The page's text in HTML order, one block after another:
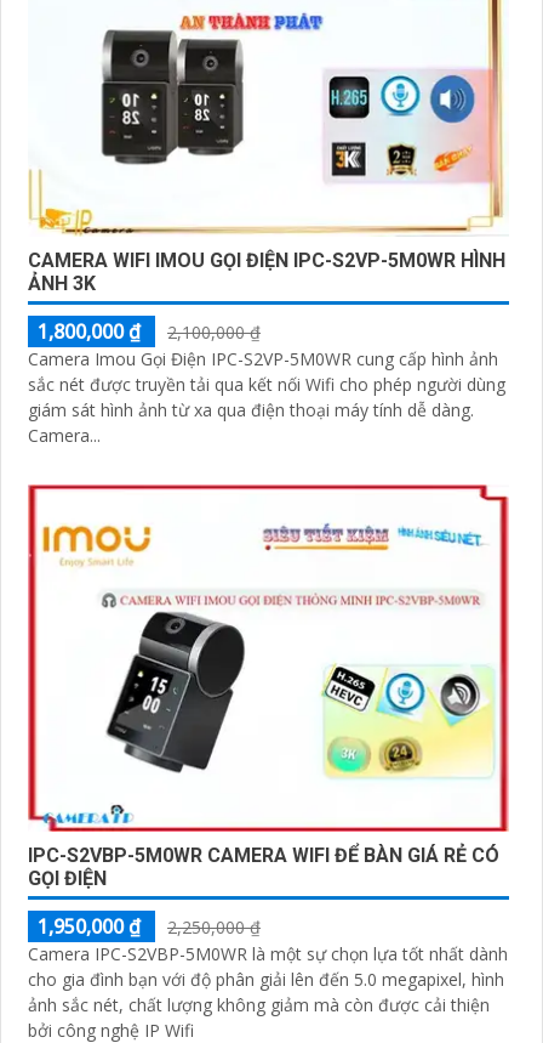
CAMERA WIFI IMOU GỌI ĐIỆN IPC-S2VP-5M0WR HÌNH
ẢNH 3K
1,800,000 ₫
2,100,000 ₫
Camera Imou Gọi Điện IPC-S2VP-5M0WR cung cấp hình ảnh
sắc nét được truyền tải qua kết nối Wifi cho phép người dùng
giám sát hình ảnh từ xa qua điện thoại máy tính dễ dàng.
Camera...
IPC-S2VBP-5M0WR CAMERA WIFI ĐỂ BÀN GIÁ RẺ CÓ
GỌI ĐIỆN
1,950,000 ₫
2,250,000 ₫
Camera IPC-S2VBP-5M0WR là một sự chọn lựa tốt nhất dành
cho gia đình bạn với độ phân giải lên đến 5.0 megapixel, hình
ảnh sắc nét, chất lượng không giảm mà còn được cải thiện
bởi công nghệ IP Wifi